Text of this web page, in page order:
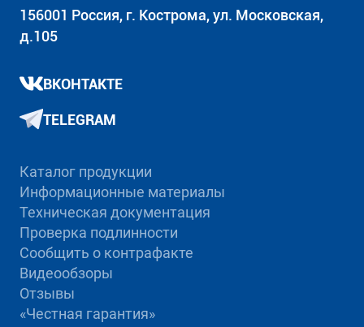
156001 Россия, г. Кострома, ул. Московская,
д.105
ВКОНТАКТЕ
TELEGRAM
Каталог продукции
Информационные материалы
Техническая документация
Проверка подлинности
Сообщить о контрафакте
Видеообзоры
Отзывы
«Честная гарантия»